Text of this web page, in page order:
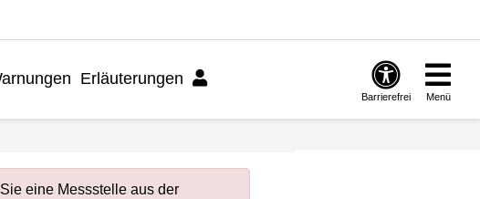
Erläuterungen
Barrierefrei Menü
eine Messstelle aus der